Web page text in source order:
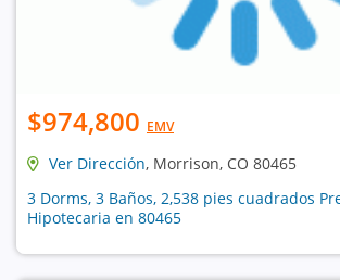
$974,800 EMV
Ver Dirección, Morrison, CO 80465
3 Dorms, 3 Baños, 2,538 pies cuadrados
Hipotecaria en 80465